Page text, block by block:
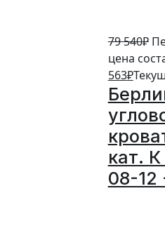
79 540₽
цена
563₽
кат.
08-12